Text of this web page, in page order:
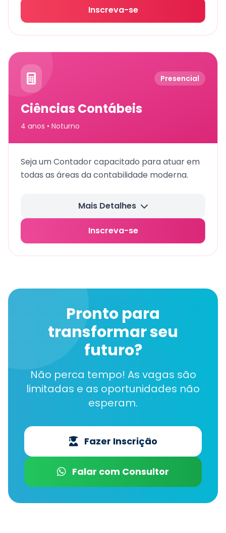
Presencial
Ciências Contábeis
Seja um Contador capacitado para atuar em
Pronto para
transformar seu
futuro?
Não perca tempo! As vagas são
limitadas e as oportunidades não
esperam.
Fazer Inscrição
Falar com Consultor